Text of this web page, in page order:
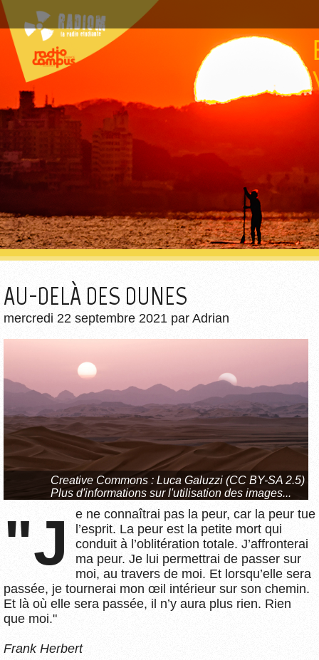
AU-DELÀ DES DUNES
mercredi 22 septembre 2021 par Adrian
Creative Commons : Luca Galuzzi (CC BY-SA 2.5)
Plus d'informations sur l'utilisation des images...
"Je ne connaîtrai pas la peur, car la peur tue
l’esprit. La peur est la petite mort qui
conduit à l’oblitération totale. J’affronterai
ma peur. Je lui permettrai de passer sur
moi, au travers de moi. Et lorsqu’elle sera
passée, je tournerai mon œil intérieur sur son chemin.
Et là où elle sera passée, il n’y aura plus rien. Rien
que moi."
Frank Herbert